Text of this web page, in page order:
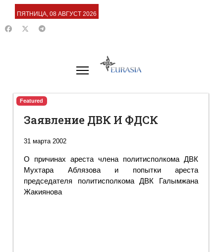
ПЯТНИЦА, 08 АВГУСТ 2026
Featured
Заявление ДВК И ФДСК
31 марта 2002
О причинах ареста члена политисполкома ДВК
Мухтара Аблязова и попытки ареста
председателя политисполкома ДВК Галымжана
Жакиянова